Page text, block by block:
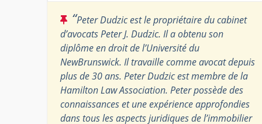
“Peter Dudzic est le propriétaire du cabinet
d’avocats Peter J. Dudzic. Il a obtenu son
diplôme en droit de l’Université du
NewBrunswick. Il travaille comme avocat depuis
plus de 30 ans. Peter Dudzic est membre de la
Hamilton Law Association. Peter possède des
connaissances et une expérience approfondies
dans tous les aspects juridiques de l’immobilier